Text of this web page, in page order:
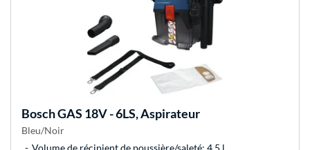
BoschGAS 18V - 6LS, Aspirateur
Bleu/Noir